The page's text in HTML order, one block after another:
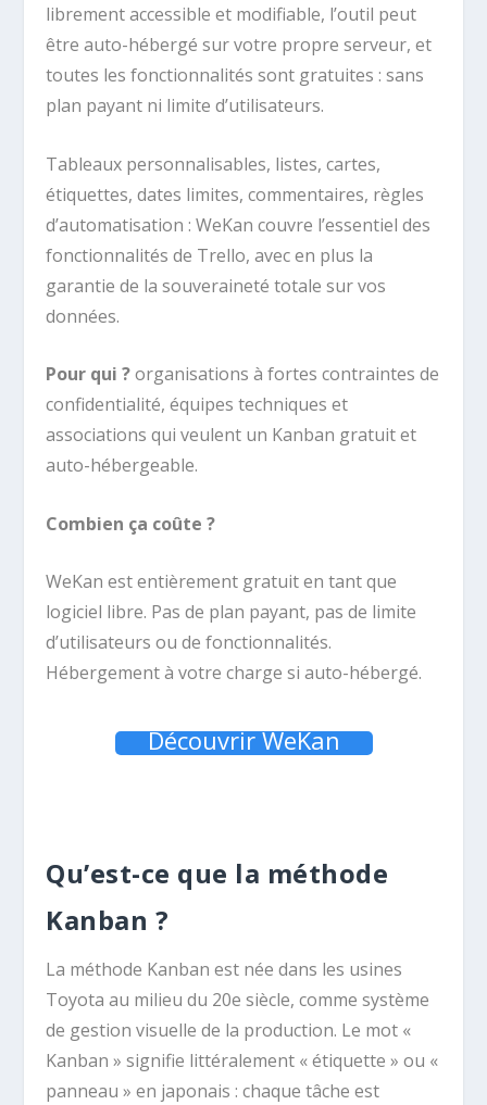
librement accessible et modifiable, l’outil peut
être auto-hébergé sur votre propre serveur, et
toutes les fonctionnalités sont gratuites : sans
plan payant ni limite d’utilisateurs.
Tableaux personnalisables, listes, cartes,
étiquettes, dates limites, commentaires, règles
d’automatisation : WeKan couvre l’essentiel des
fonctionnalités de Trello, avec en plus la
garantie de la souveraineté totale sur vos
données.
Pour qui ?organisations à fortes contraintes de
confidentialité, équipes techniques et
associations qui veulent un Kanban gratuit et
auto-hébergeable.
Combien ça coûte ?
WeKan est entièrement gratuit en tant que
logiciel libre. Pas de plan payant, pas de limite
d’utilisateurs ou de fonctionnalités.
Hébergement à votre charge si auto-hébergé.
Découvrir WeKan
Qu’est-ce que la méthode
Kanban ?
La méthode Kanban est née dans les usines
Toyota au milieu du 20e siècle, comme système
de gestion visuelle de la production. Le mot «
Kanban » signifie littéralement « étiquette » ou «
panneau » en japonais : chaque tâche est